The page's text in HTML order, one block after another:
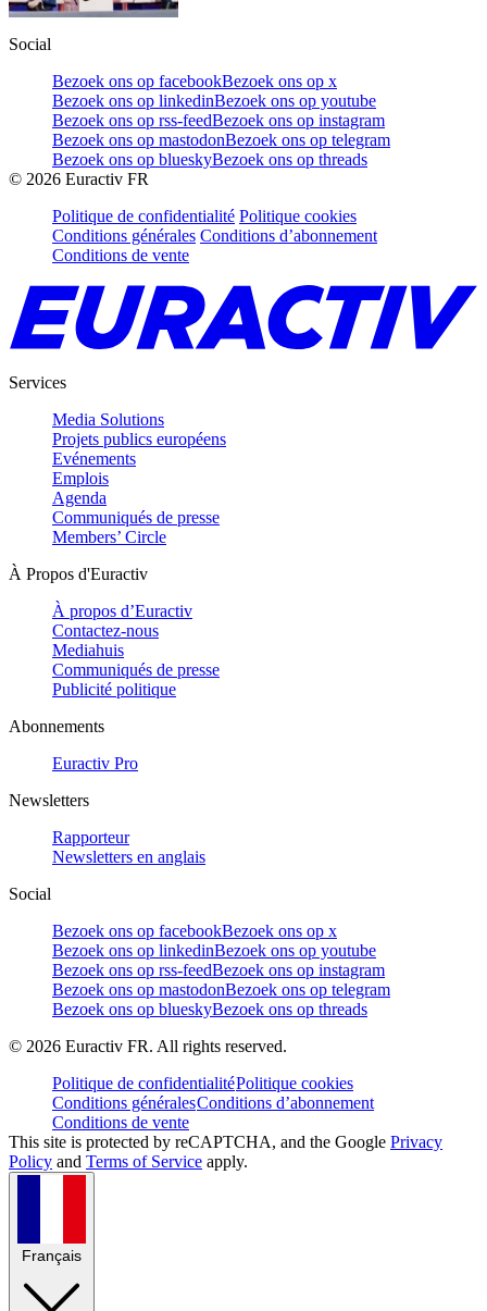
Social
Bezoek ons op facebookBezoek ons op x
Bezoek ons op linkedinBezoek ons op youtube
Bezoek ons op rss-feedBezoek ons op instagram
Bezoek ons op mastodonBezoek ons op telegram
Bezoek ons op blueskyBezoek ons op threads
© 2026 Euractiv FR
Politique de confidentialité Politique cookies
Conditions générales Conditions d’abonnement
Conditions de vente
Services
Media Solutions
Projets publics européens
Evénements
Emplois
Agenda
Communiqués de presse
Members’ Circle
À Propos d'Euractiv
À propos d’Euractiv
Contactez-nous
Mediahuis
Communiqués de presse
Publicité politique
Abonnements
Euractiv Pro
Newsletters
Rapporteur
Newsletters en anglais
Social
Bezoek ons op facebookBezoek ons op x
Bezoek ons op linkedinBezoek ons op youtube
Bezoek ons op rss-feedBezoek ons op instagram
Bezoek ons op mastodonBezoek ons op telegram
Bezoek ons op blueskyBezoek ons op threads
© 2026 Euractiv FR. All rights reserved.
Politique de confidentialitéPolitique cookies
Conditions généralesConditions d’abonnement
Conditions de vente
This site is protected by reCAPTCHA, and the Google Privacy
Policy and Terms of Service apply.
Français